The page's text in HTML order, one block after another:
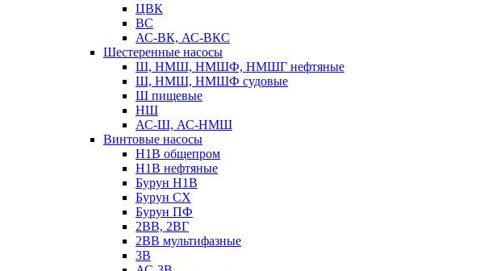
ЦВК
ВС
АС-ВК, АС-ВКС
Шестеренные насосы
Ш, НМШ, НМШФ, НМШГ нефтяные
Ш, НМШ, НМШФ судовые
Ш пищевые
НШ
АС-Ш, АС-НМШ
Винтовые насосы
Н1В общепром
Н1В нефтяные
Бурун Н1В
Бурун СХ
Бурун ПФ
2ВВ, 2ВГ
2ВВ мультифазные
3В